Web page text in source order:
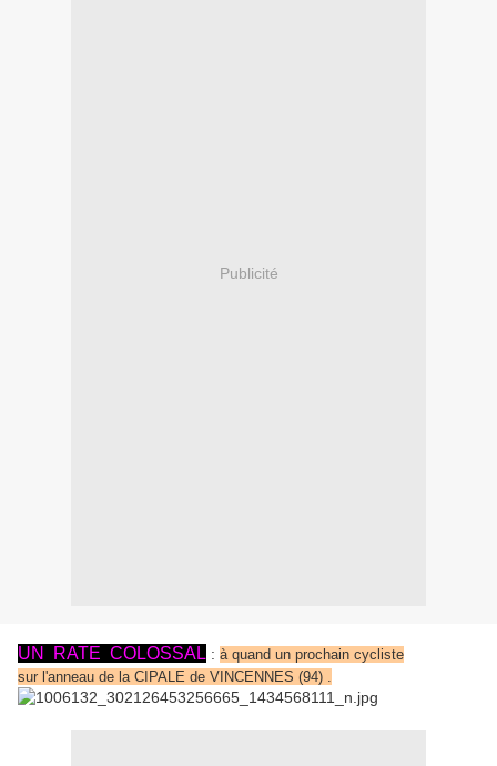
Publicité
UN RATE COLOSSAL : à quand un prochain cycliste
sur l'anneau de la CIPALE de VINCENNES (94) .